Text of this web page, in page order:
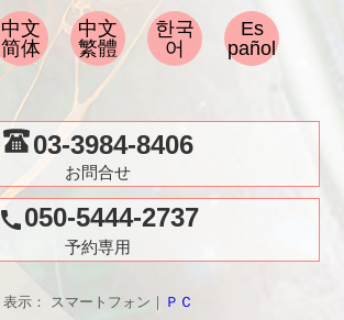
中文
简体
中文
繁體
한국
어
Es
pañol
03-3984-8406
お問合せ
call050-5444-2737
予約専用
表示： スマートフォン｜ ＰＣ